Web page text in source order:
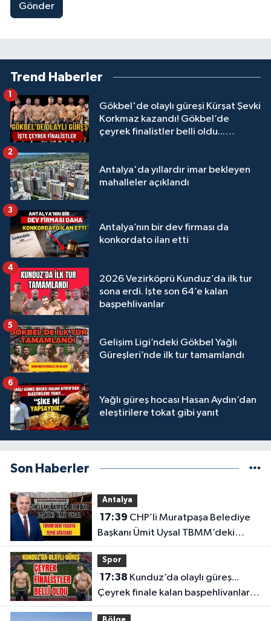
Gönder
Trend Haberler
Gökbel'de olaylı güreşi Kürşat Şevki
Korkmaz kazandı! Gökbel’de
çeyrek finalistler belli oldu...
Antalya'da yıllardır imar bekleyen
mahalleler açıklandı
2
Antalya’nın bir dev firması da
konkordato ilan etti
3
2026 Vezirköprü Kunduz’da ilk tur
sona erdi. İşte son 64’e kalan
başpehlivanlar
4
Gelişim Ligi’ndeki Gökbel Yağlı
Güreşleri’nde ilk tur tamamlandı
5
Yağlı güreş hocası Hasan Aydın’dan
eleştirilere tokat gibi yanıt
6
Son Haberler
Antalya
17:39
Başkanı Ümit Uysal TBMM’deki
yasaya tepki gösterdi
Spor
17:38
Çeyrek finale kalan başpehlivanlar
belli oldu